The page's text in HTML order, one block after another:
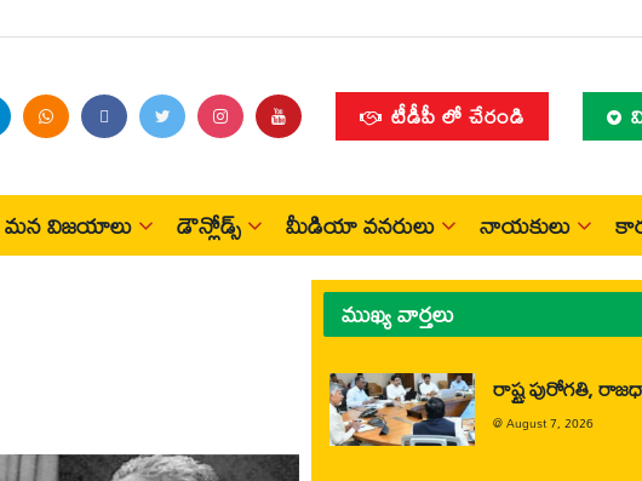
టీడీపీ లో చేరండి
మన విజయాలు డౌన్లోడ్స్ మీడియా వనరులు నాయకులు
ముఖ్య వార్తలు
రాష్ట్ర పురోగతి,
@August 7, 2026